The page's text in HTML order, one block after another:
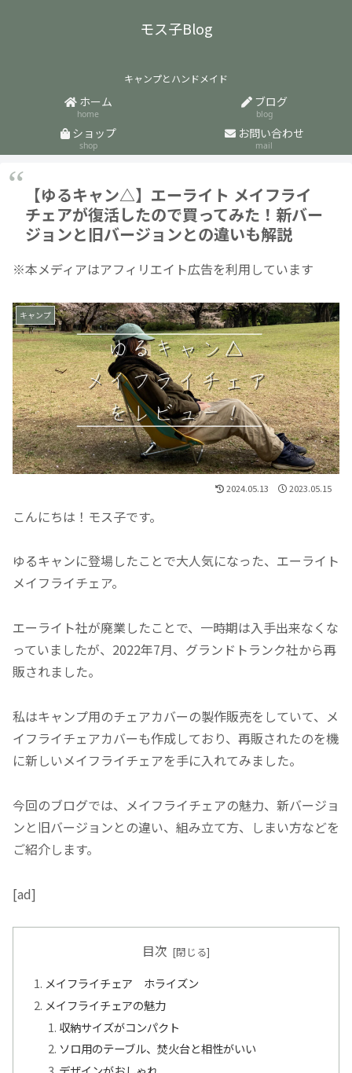
モス子Blog
キャンプとハンドメイド
ホーム
home
ブログ
blog
ショップ
shop
お問い合わせ
mail
【ゆるキャン△】エーライト メイフライ
チェアが復活したので買ってみた！新バー
ジョンと旧バージョンとの違いも解説
※本メディアはアフィリエイト広告を利用しています
キャンプ
2024.05.13 2023.05.15
こんにちは！モス子です。
ゆるキャンに登場したことで大人気になった、エーライト
メイフライチェア。
エーライト社が廃業したことで、一時期は入手出来なくな
っていましたが、2022年7月、グランドトランク社から再
販されました。
私はキャンプ用のチェアカバーの製作販売をしていて、メ
イフライチェアカバーも作成しており、再販されたのを機
に新しいメイフライチェアを手に入れてみました。
今回のブログでは、メイフライチェアの魅力、新バージョ
ンと旧バージョンとの違い、組み立て方、しまい方などを
ご紹介します。
[ad]
目次
メイフライチェア ホライズン
メイフライチェアの魅力
収納サイズがコンパクト
ソロ用のテーブル、焚火台と相性がいい